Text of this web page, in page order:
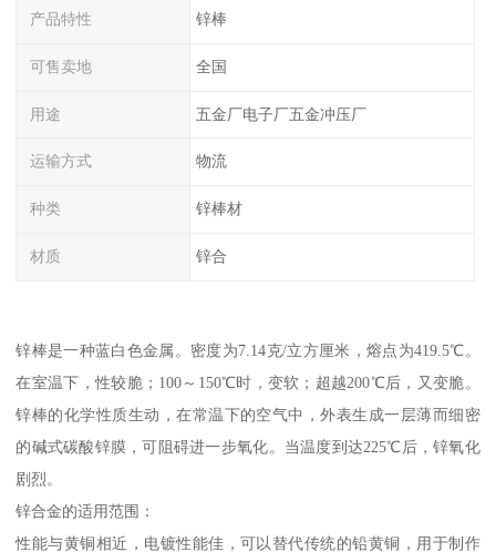
产品特性 锌棒
可售卖地 全国
用途 五金厂电子厂五金冲压厂
运输方式 物流
种类 锌棒材
材质 锌合
锌棒是一种蓝白色金属。密度为7.14克/立方厘米，熔点为419.5℃。
在室温下，性较脆；100～150℃时，变软；超越200℃后，又变脆。
锌棒的化学性质生动，在常温下的空气中，外表生成一层薄而细密
的碱式碳酸锌膜，可阻碍进一步氧化。当温度到达225℃后，锌氧化
剧烈。
锌合金的适用范围：
性能与黄铜相近，电镀性能佳，可以替代传统的铅黄铜，用于制作